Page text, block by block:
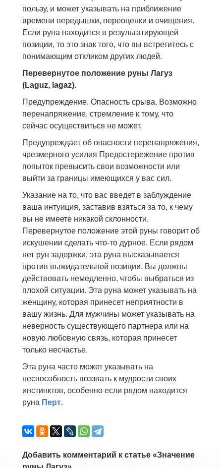
пользу, и может указывать на приближение
времени передышки, переоценки и очищения.
Если руна находится в результатирующей
позиции, то это знак того, что вы встретитесь с
понимающим откликом других людей.
Перевернутое положение руны Лагуз
(Laguz, lagaz).
Предупреждение. Опасность срыва. Возможно
перенапряжение, стремление к тому, что
сейчас осуществиться не может.
Предупреждает об опасности перенапряжения,
чрезмерного усилия Предостережение против
попыток превысить свои возможности или
выйти за границы имеющихся у вас сил.
Указание на то, что вас введет в заблуждение
ваша интуиция, заставив взяться за то, к чему
вы не имеете никакой склонности.
Перевернутое положение этой руны говорит об
искушении сделать что-то дурное. Если рядом
нет рун задержки, эта руна высказывается
против выжидательной позиции. Вы должны
действовать немедленно, чтобы выбраться из
плохой ситуации. Эта руна может указывать на
женщину, которая принесет неприятности в
вашу жизнь. Для мужчины может указывать на
неверность существующего партнера или на
новую любовную связь, которая принесет
только несчастье.
Эта руна часто может указывать на
неспособность воззвать к мудрости своих
инстинктов, особенно если рядом находится
руна Перт.
Добавить комментарий к статье «Значение